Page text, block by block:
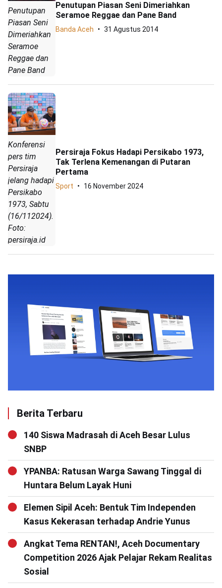
Penutupan
Piasan Seni
Dimeriahkan
Seramoe
Reggae dan
Pane Band
Penutupan Piasan Seni Dimeriahkan
Seramoe Reggae dan Pane Band
Banda Aceh 31 Agustus 2014
Konferensi
pers tim
Persiraja
jelang hadapi
Persikabo
1973, Sabtu
(16/112024).
Foto:
persiraja.id
Persiraja Fokus Hadapi Persikabo 1973,
Tak Terlena Kemenangan di Putaran
Pertama
Sport 16 November 2024
Berita Terbaru
140 Siswa Madrasah di Aceh Besar Lulus
SNBP
YPANBA: Ratusan Warga Sawang Tinggal di
Huntara Belum Layak Huni
Elemen Sipil Aceh: Bentuk Tim Independen
Kasus Kekerasan terhadap Andrie Yunus
Angkat Tema RENTAN!, Aceh Documentary
Competition 2026 Ajak Pelajar Rekam Realitas
Sosial